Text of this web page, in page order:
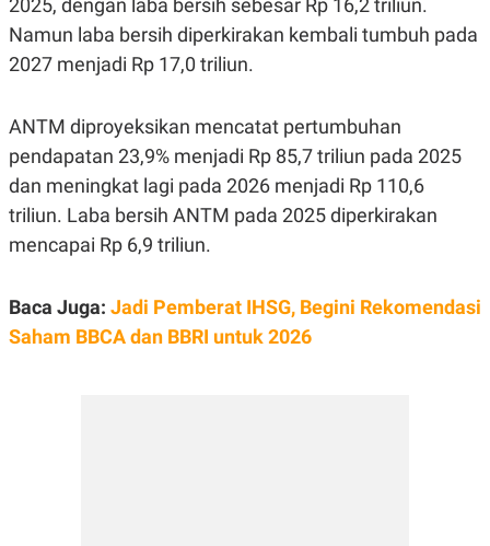
2025, dengan laba bersih sebesar Rp 16,2 triliun.
Namun laba bersih diperkirakan kembali tumbuh pada
2027 menjadi Rp 17,0 triliun.
ANTM diproyeksikan mencatat pertumbuhan
pendapatan 23,9% menjadi Rp 85,7 triliun pada 2025
dan meningkat lagi pada 2026 menjadi Rp 110,6
triliun. Laba bersih ANTM pada 2025 diperkirakan
mencapai Rp 6,9 triliun.
Baca Juga: Jadi Pemberat IHSG, Begini Rekomendasi
Saham BBCA dan BBRI untuk 2026